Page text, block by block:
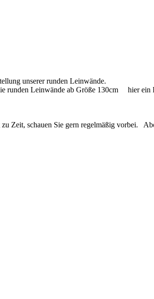
unserer runden Leinwände.
runden Leinwände ab Größe 130cm hier ein
Zeit, schauen Sie gern regelmäßig vorbei.